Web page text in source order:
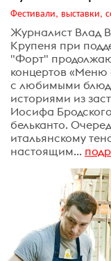
Фестивали, выставки,
Журналист Влад
Крупеня при
"Форт"
концертов «Меню
с любимыми
историями из
Иосифа
бельканто.
итальянскому
настоящим...